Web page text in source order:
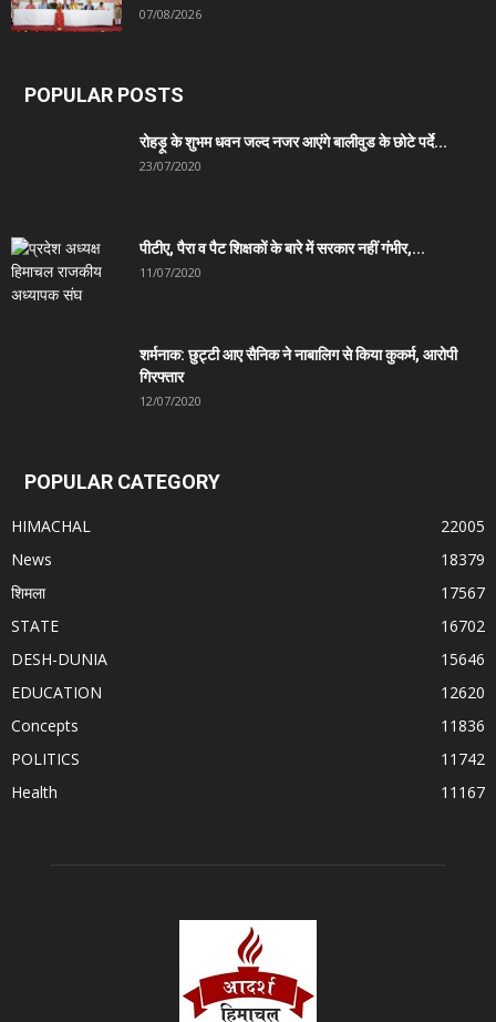
07/08/2026
POPULAR POSTS
रोहड़ू के शुभम धवन जल्द नजर आएंगे बालीवुड के छोटे पर्दे...
23/07/2020
पीटीए, पैरा व पैट शिक्षकों के बारे में सरकार नहीं गंभीर,...
11/07/2020
शर्मनाक: छुट्टी आए सैनिक ने नाबालिग से किया कुकर्म, आरोपी
गिरफ्तार
12/07/2020
POPULAR CATEGORY
HIMACHAL
22005
News
18379
शिमला
17567
STATE
16702
DESH-DUNIA
15646
EDUCATION
12620
Concepts
11836
POLITICS
11742
Health
11167